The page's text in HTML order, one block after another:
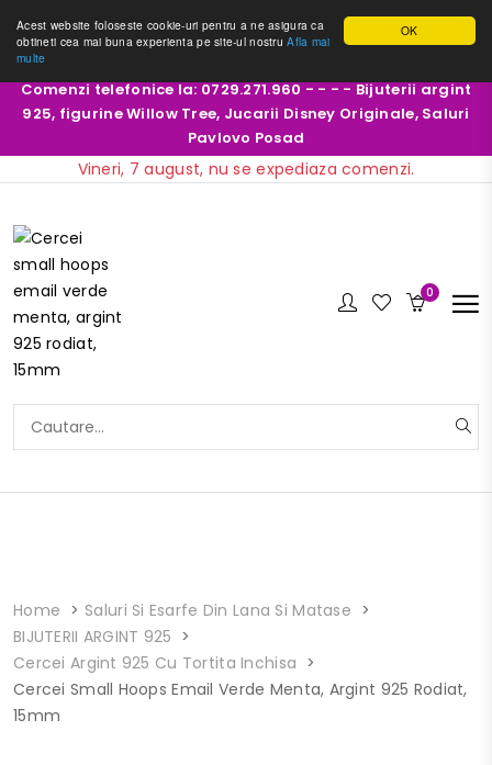
OK
Acest website foloseste cookie-uri pentru a ne asigura ca
obtineti cea mai buna experienta pe site-ul nostruAfla mai
multe
Comenzi telefonice la: 0729.271.960 - - - - Bijuterii argint
925, figurine Willow Tree, Jucarii Disney Originale, Saluri
Pavlovo Posad
Vineri, 7 august, nu se expediaza comenzi.
0
Home
Saluri Si Esarfe Din Lana Si Matase
BIJUTERII ARGINT 925
Cercei Argint 925 Cu Tortita Inchisa
Cercei Small Hoops Email Verde Menta, Argint 925 Rodiat,
15mm